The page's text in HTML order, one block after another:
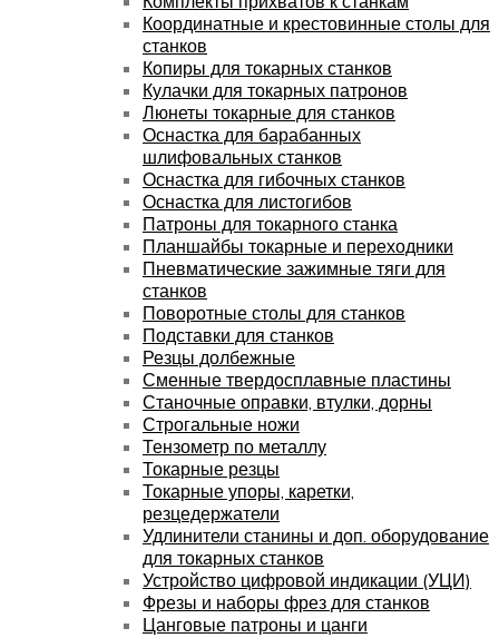
Координатные и крестовинные столы для
станков
Копиры для токарных станков
Кулачки для токарных патронов
Люнеты токарные для станков
Оснастка для барабанных
шлифовальных станков
Оснастка для гибочных станков
Оснастка для листогибов
Патроны для токарного станка
Планшайбы токарные и переходники
Пневматические зажимные тяги для
станков
Поворотные столы для станков
Подставки для станков
Резцы долбежные
Сменные твердосплавные пластины
Станочные оправки, втулки, дорны
Строгальные ножи
Тензометр по металлу
Токарные резцы
Токарные упоры, каретки,
резцедержатели
Удлинители станины и доп. оборудование
для токарных станков
Устройство цифровой индикации (УЦИ)
Фрезы и наборы фрез для станков
Цанговые патроны и цанги